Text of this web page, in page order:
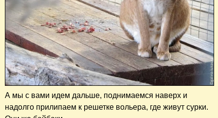
А мы с вами идем дальше, поднимаемся наверх и
надолго прилипаем к решетке вольера, где живут сурки.